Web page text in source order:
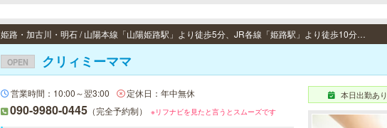
姫路・加古川・明石 / 山陽本線「山陽姫路駅」より徒歩5分、JR各線「姫路駅」より徒歩10分・JR山陽本線「東加古川駅」より徒歩5分・JR山陽本線「明石駅」より徒歩4分
OPEN クリィミーママ
営業時間：10:00～翌3:00 定休日：年中無休
090-9980-0445 （完全予約制） ※リフナビを見たと言うとスムーズです
本日出勤あり